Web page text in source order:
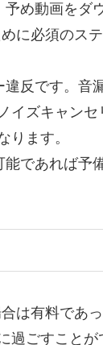
予め動画をダ
に必須のス
反です。音
イズキャン
ります。
であれば予
は有料であ
ごすことが